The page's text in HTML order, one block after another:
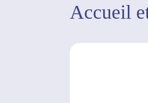
Accueil